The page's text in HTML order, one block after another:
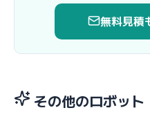
無料見積
その他のロボット